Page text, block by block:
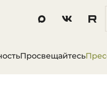
Просвещайтесь